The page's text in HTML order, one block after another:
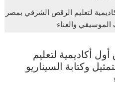
لتعليم الرقص الشرقي بمصر
الموسيقي والغناء
أكاديمية لتعليم
وكتابة السيناريو